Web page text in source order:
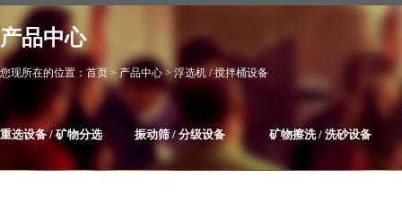
产品中心
您现所在的位置： 首页 > 产品中心 > 浮选机 / 搅拌桶设备
重选设备 / 矿物分选 振动筛 / 分级设备 矿物擦洗 / 洗砂设备